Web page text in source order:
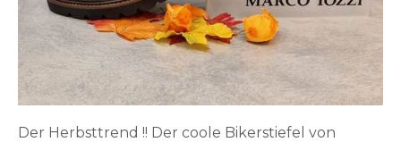
Der Herbsttrend !! Der coole Bikerstiefel von